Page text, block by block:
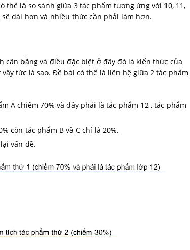
thể là so sánh giữa 3 tác phẩm tương ứng với 10, 11,
dài hơn và nhiều thức cần phải làm hơn.
cân bằng và điều đặc biệt ở đây đó là kiến thức của
tức là sao. Đề bài có thể là liên hệ giữa 2 tác phẩm
A chiếm 70% và đây phải là tác phẩm 12 , tác phẩm
còn tác phẩm B và C chỉ là 20%.
vấn đề.